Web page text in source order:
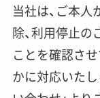
当社は、ご本人
除、利用停止の
ことを確認さ
かに対応いたし